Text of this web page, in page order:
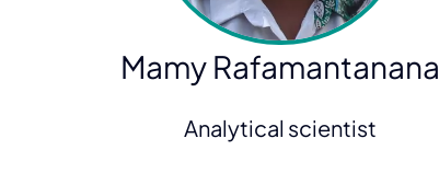
Mamy Rafamantanana
Analytical scientist